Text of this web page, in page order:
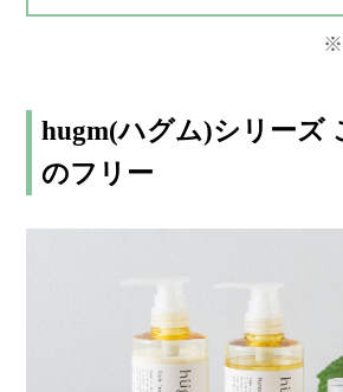
※
hugm(ハグム)シリーズ
のフリー